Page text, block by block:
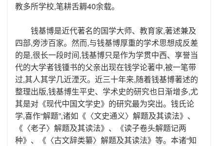
教多所学校,笔耕舌耨40余载。
钱基博是近代著名的国学大师、教育家,著述兼及
四部,旁涉百家。然而,与钱基博厚重的学术思想成反差
的是,很长一段时间,钱基博只是作为学贯中西、享誉当
代的大学者钱锺书的父亲出现在钱学论著中,被一笔带
过,其人其学几近湮灭。近三十年来,随着钱基博著述的
整理出版,钱基博生平史、学术史的研究也日渐增多,尤
其是对《现代中国文学史》的研究最为突出。钱氏论
学,喜作“解题”,诸如《〈文史通义〉解题及其读法》、
《〈老子〉解题及其读法》、《读子卷头解题记两
种》、《〈古文辞类纂〉解题及其读法》等。本诸“知